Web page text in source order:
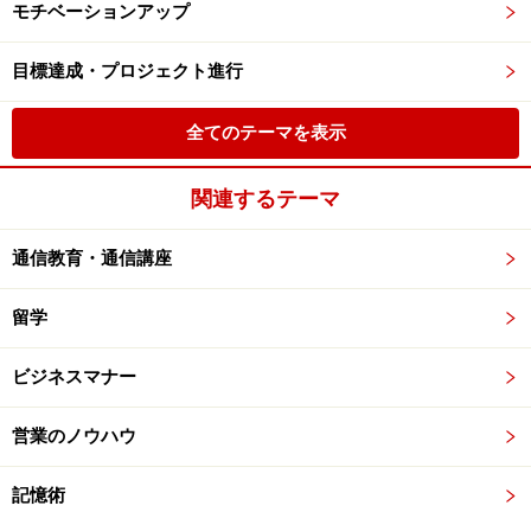
モチベーションアップ
目標達成・プロジェクト進行
全てのテーマを表示
関連するテーマ
通信教育・通信講座
留学
ビジネスマナー
営業のノウハウ
記憶術